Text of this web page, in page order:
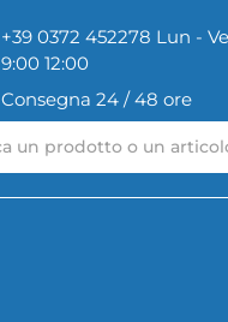
+39 0372 452278 Lun -
9:00 12:00
Consegna 24 / 48 ore